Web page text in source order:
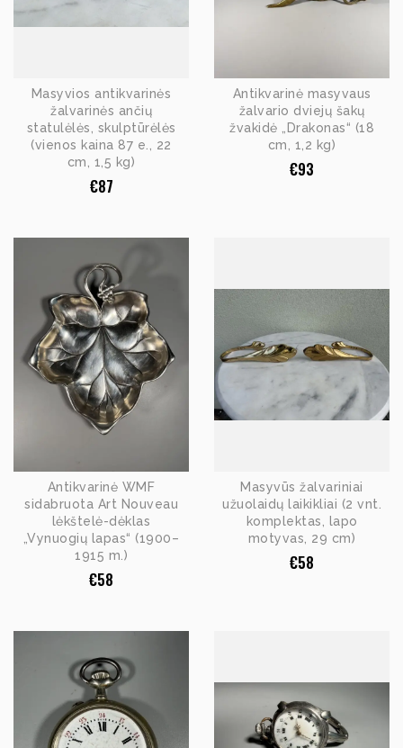
Masyvios antikvarinės
žalvarinės ančių
statulėlės, skulptūrėlės
(vienos kaina 87 e., 22
cm, 1,5 kg)
€87
Antikvarinė masyvaus
žalvario dviejų šakų
žvakidė „Drakonas“ (18
cm, 1,2 kg)
€93
Antikvarinė WMF
sidabruota Art Nouveau
lėkštelė-dėklas
„Vynuogių lapas“ (1900–
1915 m.)
€58
Masyvūs žalvariniai
užuolaidų laikikliai (2 vnt.
komplektas, lapo
motyvas, 29 cm)
€58